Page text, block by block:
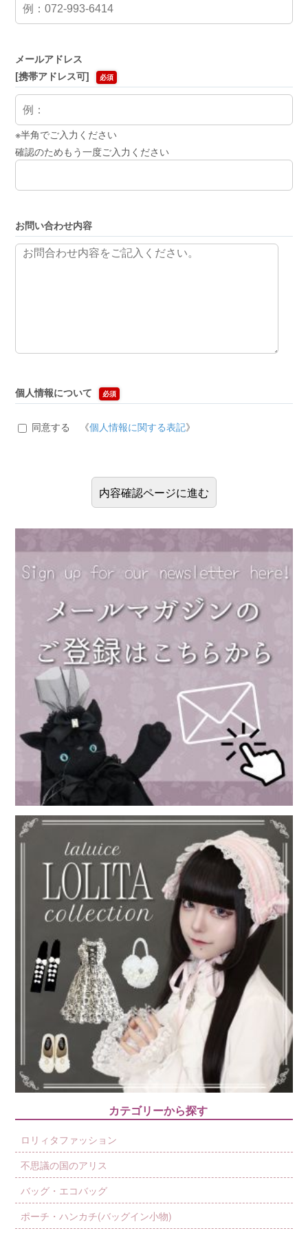
メールアドレス
[携帯アドレス可]
必須
※半角でご入力ください
確認のためもう一度ご入力ください
お問い合わせ内容
個人情報について 必須
同意する 《個人情報に関する表記》
カテゴリーから探す
ロリィタファッション
不思議の国のアリス
バッグ・エコバッグ
ポーチ・ハンカチ(バッグイン小物)